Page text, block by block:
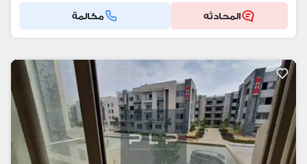
المحادثه مكالمة